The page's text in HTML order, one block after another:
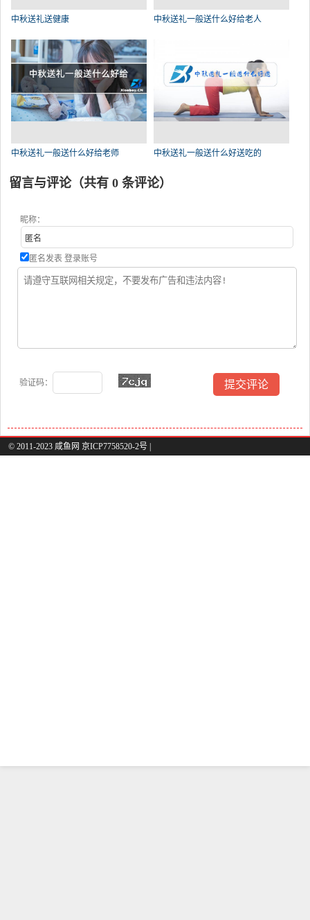
中秋送礼送健康 中秋送礼一般送什么好给老人
中秋送礼一般送什么好给老师 中秋送礼一般送什么好送吃的
留言与评论（共有 0 条评论）
昵称：
匿名发表 登录账号
验证码：
© 2011-2023 咸鱼网 京ICP7758520-2号 |